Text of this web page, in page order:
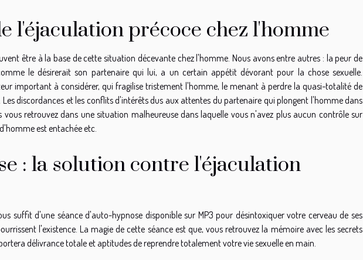
l'éjaculation précoce chez l'homme
être à la base de cette situation décevante chez l'homme. Nous avons entre autres : la peur de
le désirerait son partenaire qui lui, a un certain appétit dévorant pour la chose sexuelle.
important à considérer, qui fragilise tristement l'homme, le menant à perdre la quasi-totalité de
discordances et les conflits d'intérêts dus aux attentes du partenaire qui plongent l'homme dans
retrouvez dans une situation malheureuse dans laquelle vous n'avez plus aucun contrôle sur
est entachée etc.
: la solution contre l'éjaculation
suffit d'une séance d'auto-hypnose disponible sur MP3 pour désintoxiquer votre cerveau de ses
l'existence. La magie de cette séance est que, vous retrouvez la mémoire avec les secrets
délivrance totale et aptitudes de reprendre totalement votre vie sexuelle en main.